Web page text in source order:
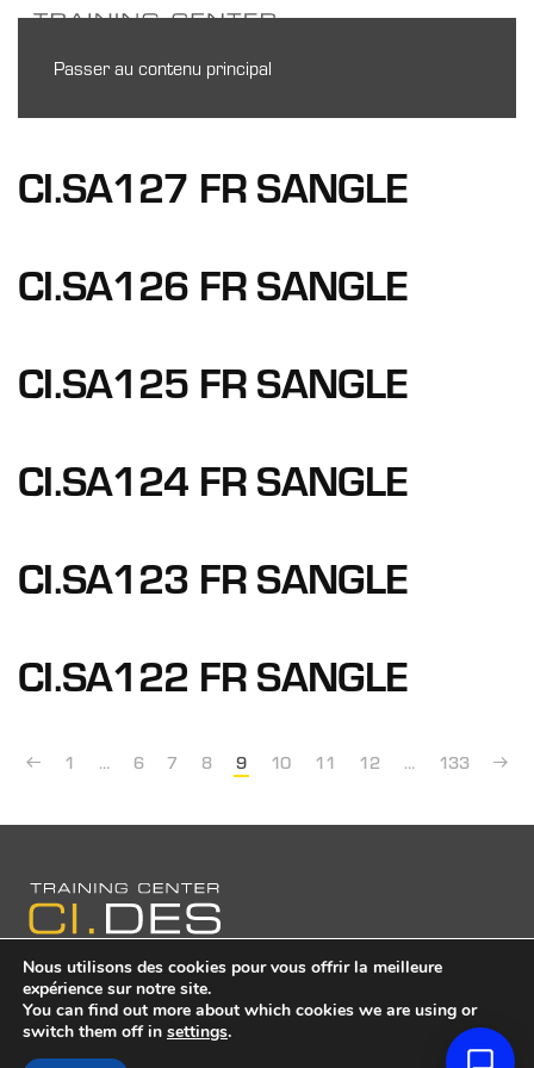
Passer au contenu principal
CI.SA127 FR SANGLE
CI.SA126 FR SANGLE
CI.SA125 FR SANGLE
CI.SA124 FR SANGLE
CI.SA123 FR SANGLE
CI.SA122 FR SANGLE
1 … 6 7 8 9 10 11 12 … 133
© 2020 CI.DES. Site fait avec
Nous utilisons des cookies pour vous offrir la meilleure
expérience sur notre site.
You can find out more about which cookies we are using or
switch them off in settings.